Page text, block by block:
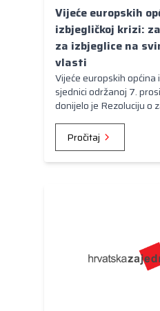
Vijeće europskih
izbjegličkoj krizi:
za izbjeglice na
vlasti
Vijeće europskih općina
sjednici održanoj 7.
donijelo je Rezoluciju o
Pročitaj